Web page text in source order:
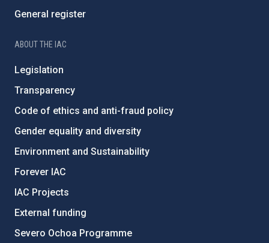
General register
ABOUT THE IAC
Legislation
Transparency
Code of ethics and anti-fraud policy
Gender equality and diversity
Environment and Sustainability
Forever IAC
IAC Projects
External funding
Severo Ochoa Programme